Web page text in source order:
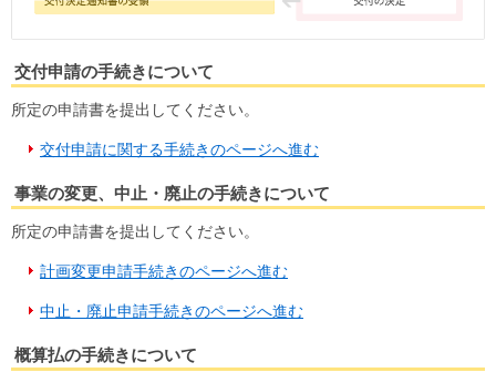
交付申請の手続きについて
所定の申請書を提出してください。
交付申請に関する手続きのページへ進む
事業の変更、中止・廃止の手続きについて
所定の申請書を提出してください。
計画変更申請手続きのページへ進む
中止・廃止申請手続きのページへ進む
概算払の手続きについて